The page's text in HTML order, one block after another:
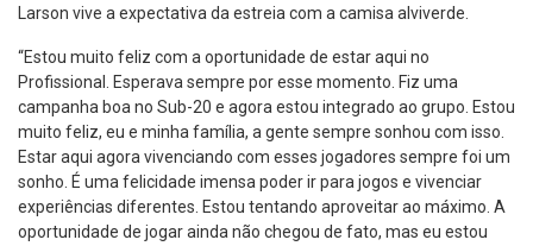
Larson vive a expectativa da estreia com a camisa alviverde.
“Estou muito feliz com a oportunidade de estar aqui no
Profissional. Esperava sempre por esse momento. Fiz uma
campanha boa no Sub-20 e agora estou integrado ao grupo. Estou
muito feliz, eu e minha família, a gente sempre sonhou com isso.
Estar aqui agora vivenciando com esses jogadores sempre foi um
sonho. É uma felicidade imensa poder ir para jogos e vivenciar
experiências diferentes. Estou tentando aproveitar ao máximo. A
oportunidade de jogar ainda não chegou de fato, mas eu estou